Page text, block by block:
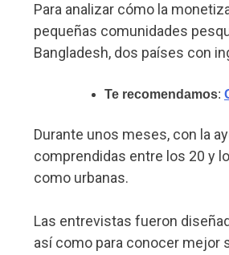
Para analizar cómo la
pequeñas comunidades
Bangladesh, dos países con
Te recomendamos:
Durante unos meses, con la
comprendidas entre los 20 y
como urbanas.
Las entrevistas fueron
así como para conocer mejor